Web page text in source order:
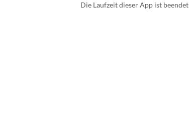
Die Laufzeit dieser App ist beendet